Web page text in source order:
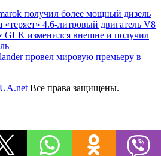
получил более мощный дизель
«теряет» 4.6-литровый двигатель V8
GLK изменился внешне и получил
провел мировую премьеру в
Все права защищены.